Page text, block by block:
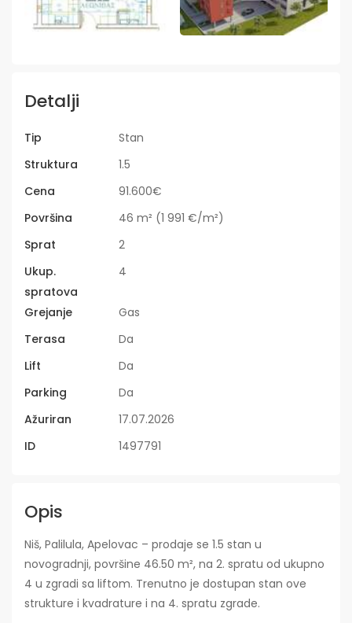
Detalji
Tip
Stan
Struktura
1.5
Cena
91.600€
Površina
46 m² (1 991 €/m²)
Sprat
2
Ukup.
spratova
4
Grejanje
Gas
Terasa
Da
Lift
Da
Parking
Da
Ažuriran
17.07.2026
ID
1497791
Opis
Niš, Palilula, Apelovac – prodaje se 1.5 stan u
novogradnji, površine 46.50 m², na 2. spratu od ukupno
4 u zgradi sa liftom. Trenutno je dostupan stan ove
strukture i kvadrature i na 4. spratu zgrade.